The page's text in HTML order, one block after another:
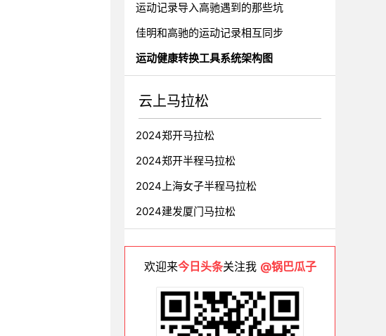
运动记录导入高驰遇到的那些坑
佳明和高驰的运动记录相互同步
运动健康转换工具系统架构图
云上马拉松
2024郑开马拉松
2024郑开半程马拉松
2024上海女子半程马拉松
2024建发厦门马拉松
欢迎来今日头条关注我 @锅巴瓜子